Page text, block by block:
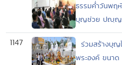
ธรรมค่ำวันพฤ
บุญช่วย ปญฺญา
1147
ร่วมสร้างบุญ
พระองค์ ขนา